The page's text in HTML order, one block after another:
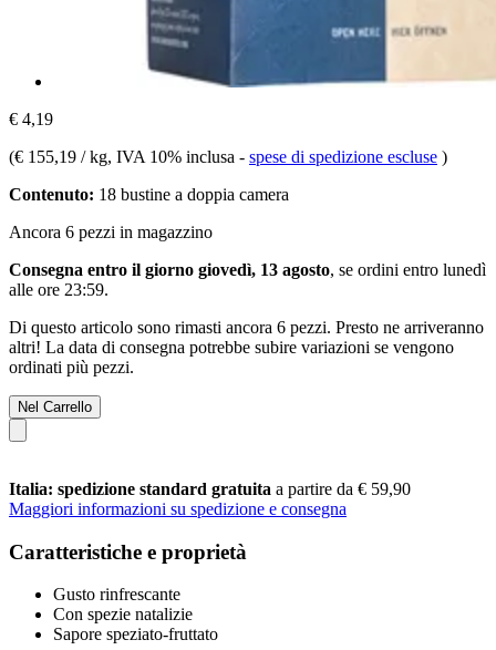
€ 4,19
(€ 155,19 / kg, IVA 10% inclusa - spese di spedizione escluse )
Contenuto: 18 bustine a doppia camera
Ancora 6 pezzi in magazzino
Consegna entro il giorno giovedì, 13 agosto, se ordini entro lunedì
alle ore 23:59.
Di questo articolo sono rimasti ancora 6 pezzi. Presto ne arriveranno
altri! La data di consegna potrebbe subire variazioni se vengono
ordinati più pezzi.
Nel Carrello
Italia: spedizione standard gratuita a partire da € 59,90
Maggiori informazioni su spedizione e consegna
Caratteristiche e proprietà
Gusto rinfrescante
Con spezie natalizie
Sapore speziato-fruttato